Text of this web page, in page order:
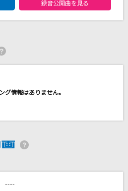
録音公開曲を見る
----